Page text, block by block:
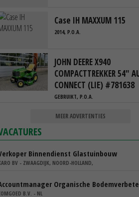
Case IH MAXXUM 115
2014, P.O.A.
JOHN DEERE X940
COMPACTTREKKER 54"
CONNECT (LIE) #781638
GEBRUIKT, P.O.A.
MEER ADVERTENTIES
Binnendienst Glastuinbouw
BV - ZWAAGDIJK, NOORD-HOLLAND,
Organische
B.V. - NL